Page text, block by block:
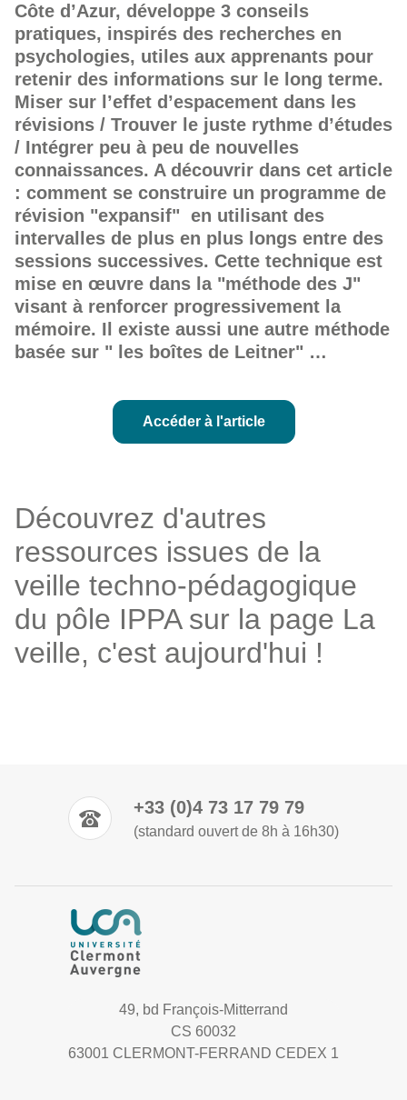
Côte d’Azur, développe 3 conseils
pratiques, inspirés des recherches en
psychologies, utiles aux apprenants pour
retenir des informations sur le long terme.
Miser sur l’effet d’espacement dans les
révisions / Trouver le juste rythme d’études
/ Intégrer peu à peu de nouvelles
connaissances. A découvrir dans cet article
: comment se construire un programme de
révision "expansif" en utilisant des
intervalles de plus en plus longs entre des
sessions successives. Cette technique est
mise en œuvre dans la "méthode des J"
visant à renforcer progressivement la
mémoire. Il existe aussi une autre méthode
basée sur " les boîtes de Leitner" …
Accéder à l'article
Découvrez d'autres
ressources issues de la
veille techno-pédagogique
du pôle IPPA sur la page La
veille, c'est aujourd'hui !
+33 (0)4 73 17 79 79
(standard ouvert de 8h à 16h30)
49, bd François-Mitterrand
CS 60032
63001 CLERMONT-FERRAND CEDEX 1